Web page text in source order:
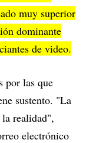
muy superior
dominante
de video.
por las que
sustento. "La
realidad",
electrónico